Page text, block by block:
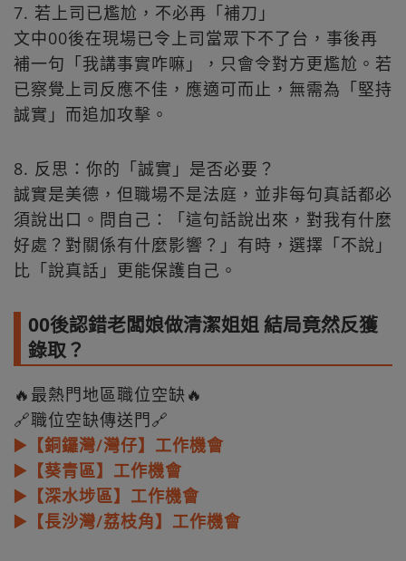
7. 若上司已尷尬，不必再「補刀」
文中00後在現場已令上司當眾下不了台，事後再
補一句「我講事實咋嘛」，只會令對方更尷尬。若
已察覺上司反應不佳，應適可而止，無需為「堅持
誠實」而追加攻擊。
8. 反思：你的「誠實」是否必要？
誠實是美德，但職場不是法庭，並非每句真話都必
須說出口。問自己：「這句話說出來，對我有什麼
好處？對關係有什麼影響？」有時，選擇「不說」
比「說真話」更能保護自己。
00後認錯老闆娘做清潔姐姐 結局竟然反獲
錄取？
🔥最熱門地區職位空缺🔥
🔗職位空缺傳送門🔗
▶️【銅鑼灣/灣仔】工作機會
▶️【葵青區】工作機會
▶️【深水埗區】工作機會
▶️【長沙灣/荔枝角】工作機會